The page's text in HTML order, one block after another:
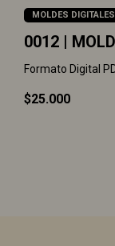
MOLDES DIGITALES
0012 |
Formato Digital
$25.000